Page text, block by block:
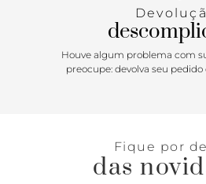
Houve algum problema com
preocupe: devolva seu
Fique por
das